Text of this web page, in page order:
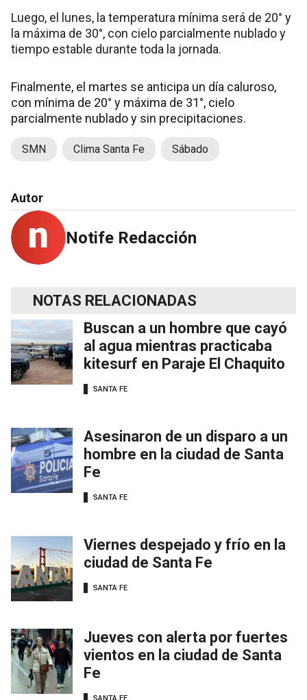
Luego, el lunes, la temperatura mínima será de 20° y
la máxima de 30°, con cielo parcialmente nublado y
tiempo estable durante toda la jornada.
Finalmente, el martes se anticipa un día caluroso,
con mínima de 20° y máxima de 31°, cielo
parcialmente nublado y sin precipitaciones.
SMN Clima Santa Fe Sábado
Autor
Notife Redacción
NOTAS RELACIONADAS
Buscan a un hombre que cayó
al agua mientras practicaba
kitesurf en Paraje El Chaquito
SANTA FE
Asesinaron de un disparo a un
hombre en la ciudad de Santa
Fe
SANTA FE
Viernes despejado y frío en la
ciudad de Santa Fe
SANTA FE
Jueves con alerta por fuertes
vientos en la ciudad de Santa
Fe